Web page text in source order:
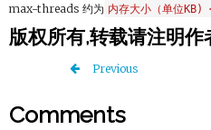
max-threads 约为 内存大小（单位KB)
版权所有,转载请注明作
Previous
Comments